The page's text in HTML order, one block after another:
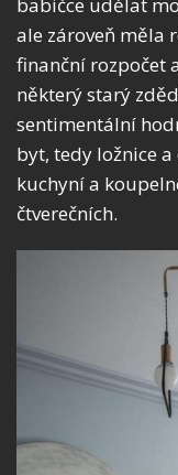
ale zároveň měla
finanční rozpočet
některý starý
sentimentální
byt, tedy ložnice
kuchyní a
čtverečních.